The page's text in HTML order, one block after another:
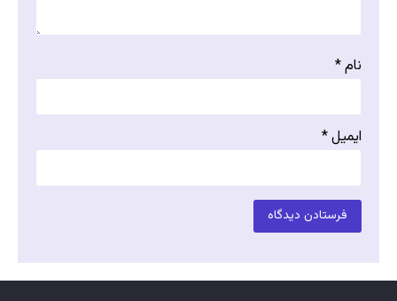
نام*
ایمیل*